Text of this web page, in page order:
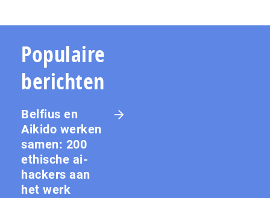
Populaire
berichten
Belfius en
Aikido werken
samen: 200
ethische ai-
hackers aan
het werk